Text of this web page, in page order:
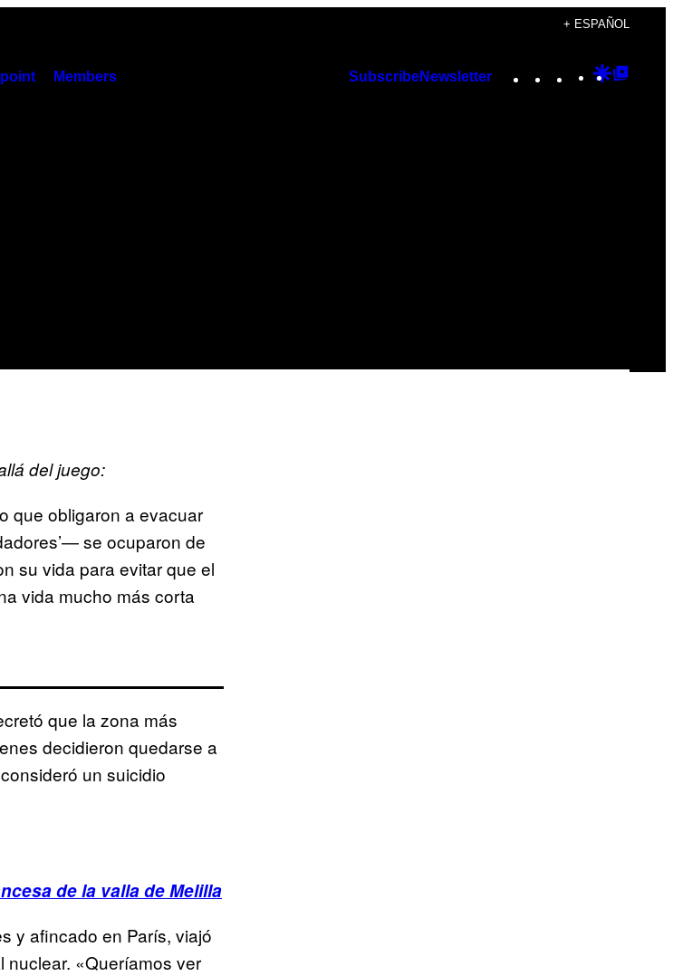
+ ESPAÑOL
Members SubscribeNewsletter Instagram
TikTok
YouTube
Google
del juego:
que obligaron a evacuar
se ocuparon de
su vida para evitar que el
vida mucho más corta
que la zona más
decidieron quedarse a
un suicidio
de la valla de Melilla
y afincado en París, viajó
nuclear. «Queríamos ver